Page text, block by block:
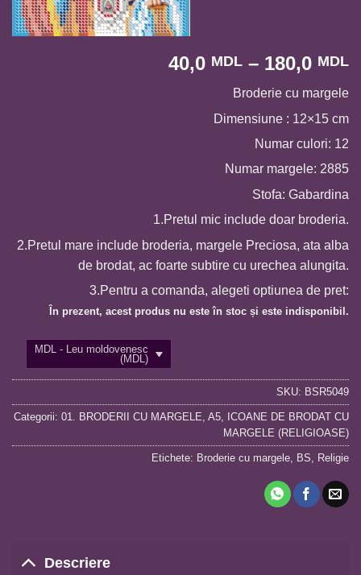
40,0 MDL – 180,0 MDL
Broderie cu margele
Dimensiune : 12×15 cm
Numar culori: 12
Numar margele: 2885
Stofa: Gabardina
1.Pretul mic include doar broderia.
2.Pretul mare include broderia, margele Preciosa, ata alba
de brodat, ac foarte subtire cu urechea alungita.
3.Pentru a comanda, alegeti optiunea de pret:
În prezent, acest produs nu este în stoc și este indisponibil.
MDL - Leu moldovenesc
(MDL)
SKU: BSR5049
Categorii: 01. BRODERII CU MARGELE, A5, ICOANE DE BRODAT CU
MARGELE (RELIGIOASE)
Etichete: Broderie cu margele, BS, Religie
Descriere